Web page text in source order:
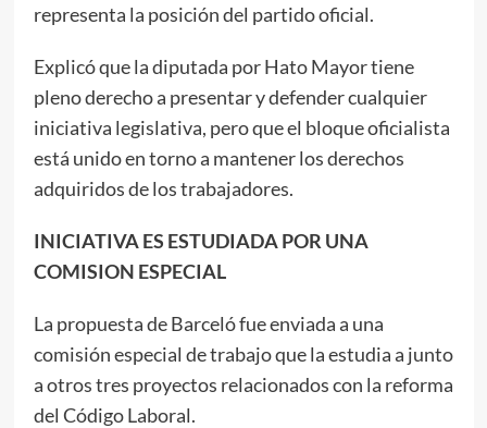
representa la posición del partido oficial.
Explicó que la diputada por Hato Mayor tiene
pleno derecho a presentar y defender cualquier
iniciativa legislativa, pero que el bloque oficialista
está unido en torno a mantener los derechos
adquiridos de los trabajadores.
INICIATIVA ES ESTUDIADA POR UNA
COMISION ESPECIAL
La propuesta de Barceló fue enviada a una
comisión especial de trabajo que la estudia a junto
a otros tres proyectos relacionados con la reforma
del Código Laboral.